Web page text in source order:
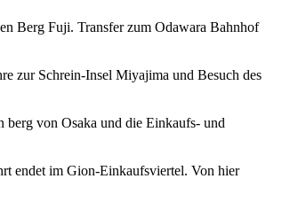
Berg Fuji. Transfer zum Odawara Bahnhof
zur Schrein-Insel Miyajima und Besuch des
von Osaka und die Einkaufs- und
endet im Gion-Einkaufsviertel. Von hier